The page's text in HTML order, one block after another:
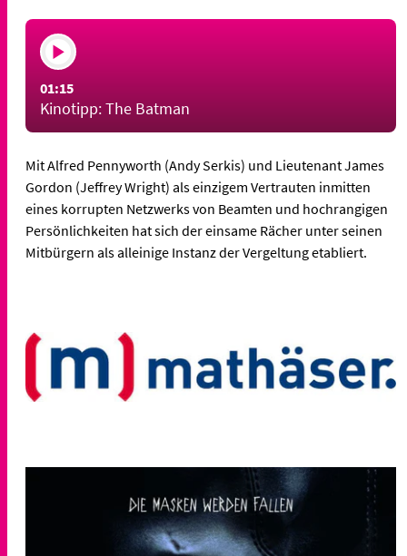
01:15
Kinotipp: The Batman
Mit Alfred Pennyworth (Andy Serkis) und Lieutenant James
Gordon (Jeffrey Wright) als einzigem Vertrauten inmitten
eines korrupten Netzwerks von Beamten und hochrangigen
Persönlichkeiten hat sich der einsame Rächer unter seinen
Mitbürgern als alleinige Instanz der Vergeltung etabliert.